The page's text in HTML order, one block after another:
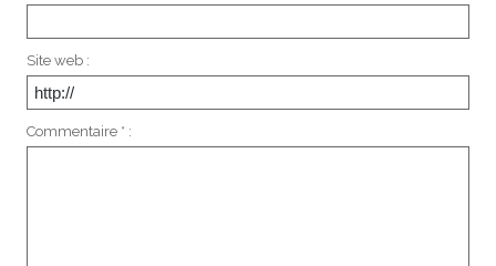
Site web :
Commentaire * :